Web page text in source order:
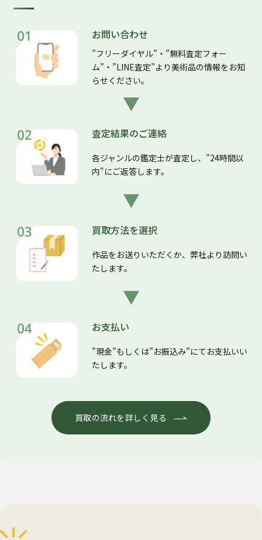
お問い合わせ
”フリーダイヤル”・”無料査定フォー
ム”・”LINE査定”より美術品の情報をお知
らせください。
査定結果のご連絡
各ジャンルの鑑定士が査定し、"24時間以
内"にご返答します。
買取方法を選択
作品をお送りいただくか、弊社より訪問い
たします。
お支払い
”現金”もしくは”お振込み”にてお支払いい
たします。
買取の流れを詳しく見る